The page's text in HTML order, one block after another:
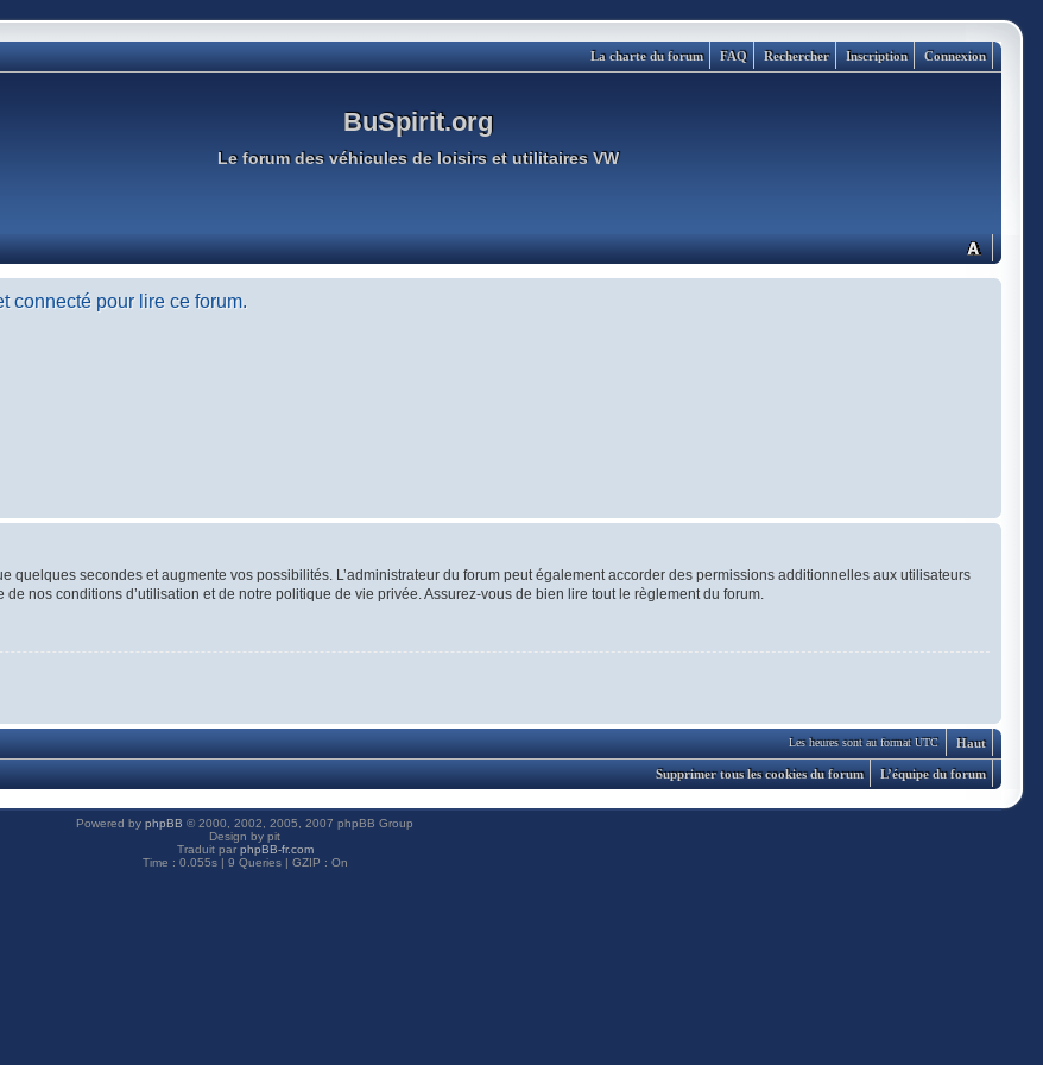
Connexion
Inscription
Rechercher
FAQ
La charte du forum
BuSpirit.org
Le forum des véhicules de loisirs et utilitaires VW
connecté pour lire ce forum.
quelques secondes et augmente vos possibilités. L’administrateur du forum peut également accorder des permissions additionnelles aux utilisateurs
nos conditions d’utilisation et de notre politique de vie privée. Assurez-vous de bien lire tout le règlement du forum.
Haut
Les heures sont au format UTC
L’équipe du forum
Supprimer tous les cookies du forum
Powered by phpBB © 2000, 2002, 2005, 2007 phpBB Group
Design by pit
Traduit par phpBB-fr.com
Time : 0.055s | 9 Queries | GZIP : On